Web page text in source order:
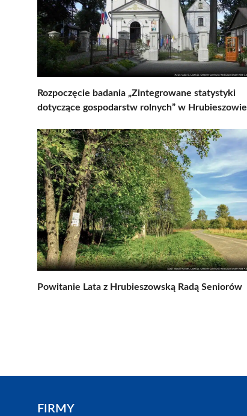
Rozpoczęcie badania „Zintegrowane statystyki
dotyczące gospodarstw rolnych” w Hrubieszowie
Powitanie Lata z Hrubieszowską Radą Seniorów
FIRMY